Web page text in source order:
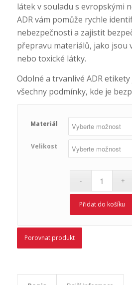
látek v souladu s evropskými
ADR vám pomůže rychle
nebezpečnosti a zajistit
přepravu materiálů, jako jsou
nebo toxické látky.
Odolné a trvanlivé ADR
všechny podmínky, kde je
Materiál
Velikost
Přidat do košíku
Porovnat produkt